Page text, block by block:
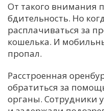
И
К
От такого внимания
бдительность. Но
расплачиваться за
кошелька. И
пропал.
Расстроенная
обратиться за
органы. Сотрудники